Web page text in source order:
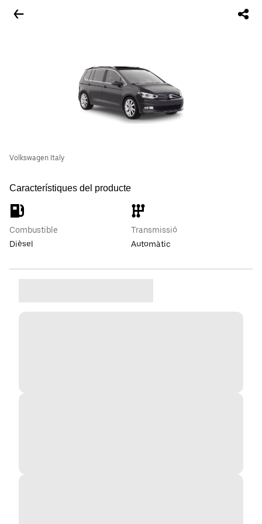
Volkswagen Italy
Característiques del producte
Combustible
Dièsel
Transmissió
Automàtic